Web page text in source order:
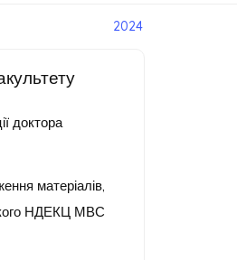
2024
доктора
матеріалів,
НДЕКЦ МВС